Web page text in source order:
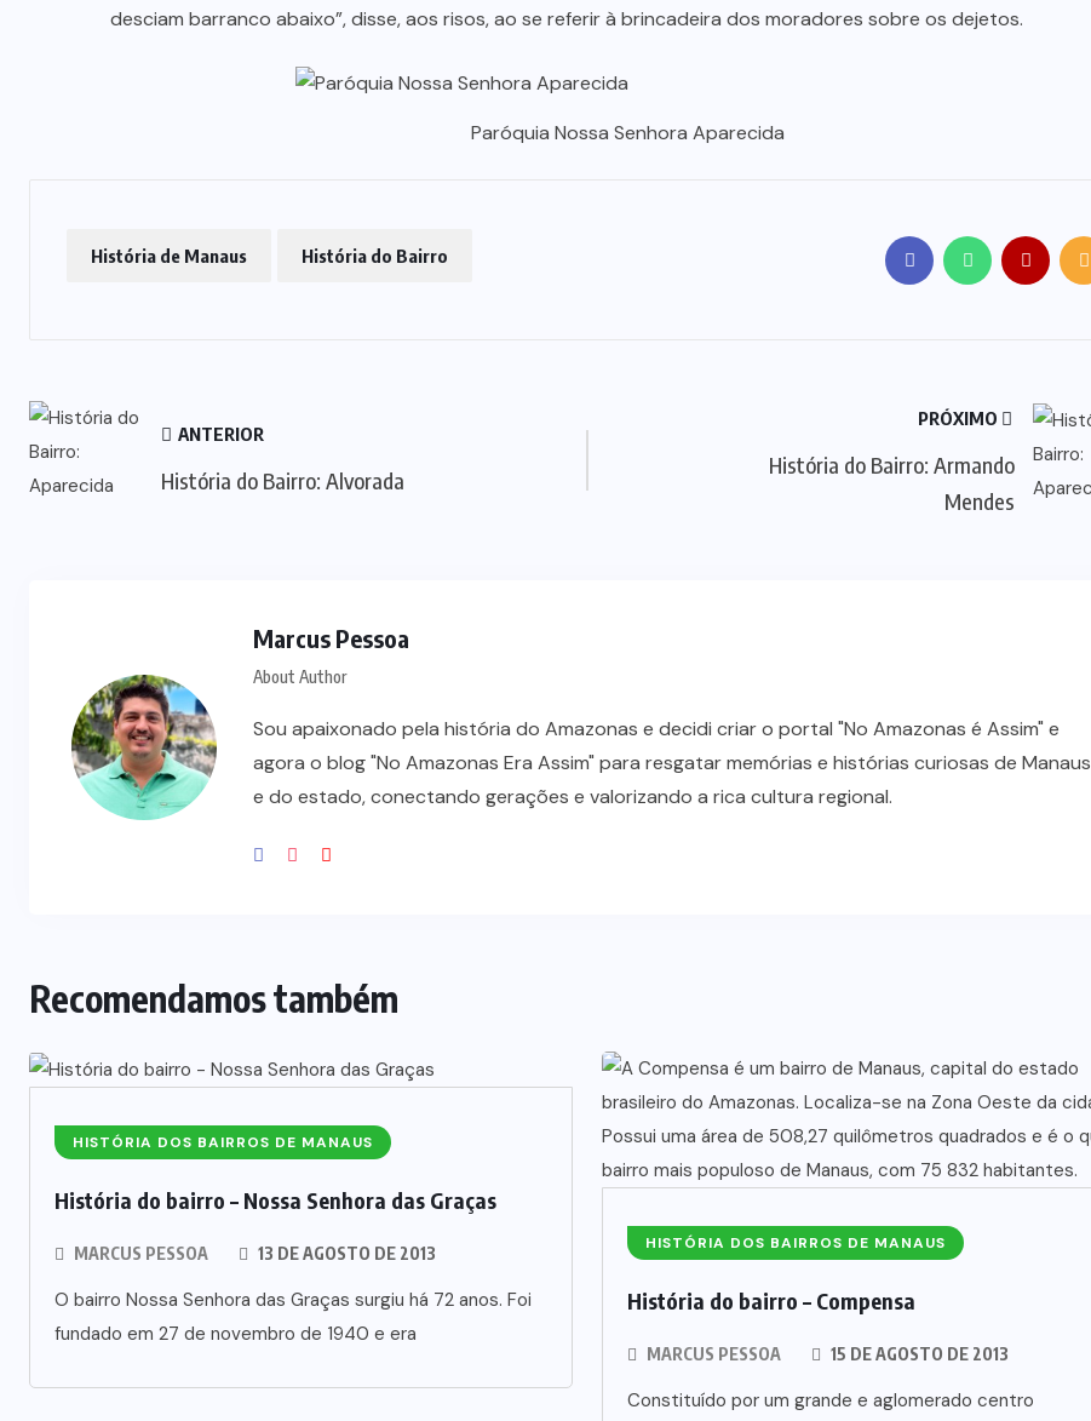
desciam barranco abaixo”, disse, aos risos, ao se referir à brincadeira dos moradores sobre os dejetos.
Paróquia Nossa Senhora Aparecida
História de Manaus História do Bairro
ANTERIOR
História do Bairro: Alvorada
PRÓXIMO
História do Bairro: Armando
Mendes
Marcus Pessoa
About Author
Sou apaixonado pela história do Amazonas e decidi criar o portal "No Amazonas é Assim" e
agora o blog "No Amazonas Era Assim" para resgatar memórias e histórias curiosas de Manaus
e do estado, conectando gerações e valorizando a rica cultura regional.
Recomendamos também
HISTÓRIA DOS BAIRROS DE MANAUS
História do bairro – Nossa Senhora das Graças
MARCUS PESSOA 13 DE AGOSTO DE 2013
O bairro Nossa Senhora das Graças surgiu há 72 anos. Foi
fundado em 27 de novembro de 1940 e era
HISTÓRIA DOS BAIRROS DE MANAUS
História do bairro – Compensa
MARCUS PESSOA 15 DE AGOSTO DE 2013
Constituído por um grande e aglomerado centro